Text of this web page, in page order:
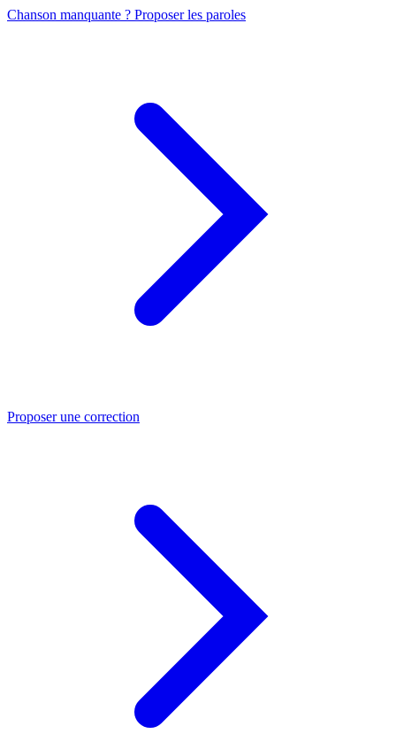
Chanson manquante ? Proposer les paroles
Proposer une correction